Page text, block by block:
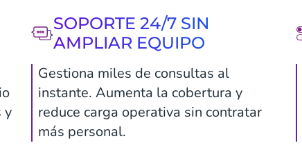
y
SOPORTE 24/7 SIN
AMPLIAR EQUIPO
Gestiona miles de consultas al
instante. Aumenta la cobertura y
reduce carga operativa sin contratar
más personal.